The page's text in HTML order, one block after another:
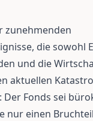
zunehmenden
die sowohl
und die
aktuellen
Der Fonds sei
nur einen